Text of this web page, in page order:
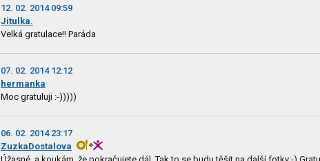
12. 02. 2014 09:59
Jitulka.
Velká gratulace!! Paráda
07. 02. 2014 12:12
hermanka
Moc gratuluji :-)))))
06. 02. 2014 23:17
ZuzkaDostalova